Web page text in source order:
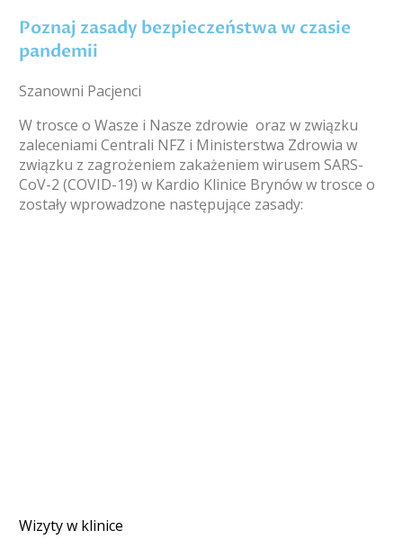
Poznaj zasady bezpieczeństwa w czasie
pandemii
Szanowni Pacjenci
W trosce o Wasze i Nasze zdrowie oraz w związku
zaleceniami Centrali NFZ i Ministerstwa Zdrowia w
związku z zagrożeniem zakażeniem wirusem SARS-
CoV-2 (COVID-19) w Kardio Klinice Brynów w trosce o
zostały wprowadzone następujące zasady:
Wizyty w klinice